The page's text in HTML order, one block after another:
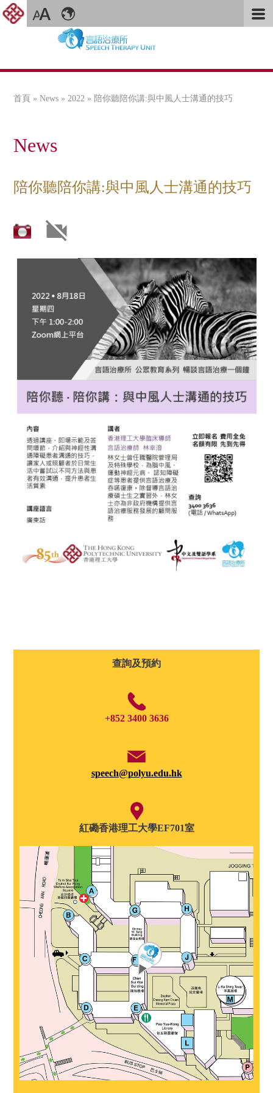
您在這裡
首頁 »News » 2022 » 陪你聽陪你講:與中風人士溝通的技巧
News
陪你聽陪你講:與中風人士溝通的技巧
查詢及預約
+852 3400 3636
speech@polyu.edu.hk
紅磡香港理工大學EF701室